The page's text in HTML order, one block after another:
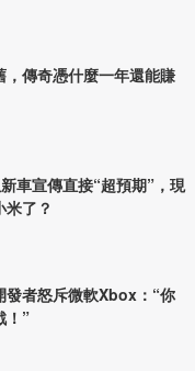
，傳奇憑什麼一年還能賺
車宣傳直接“超預期”，現
了？
發者怒斥微軟Xbox：“你
！”